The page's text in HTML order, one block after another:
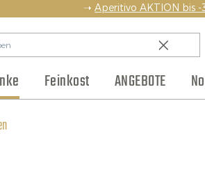
➝Aperitivo AKTION bis -
Feinkost ANGEBOTE
& Pasta